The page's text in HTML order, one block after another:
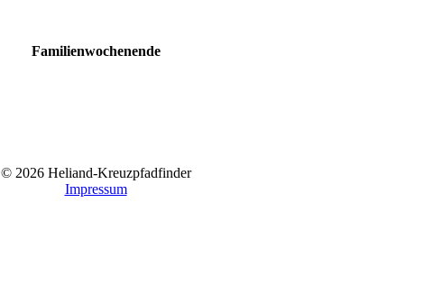
Familienwochenende
© 2026 Heliand-Kreuzpfadfinder
Impressum